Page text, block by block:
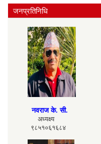
जनप्रतिनिधि
नवराज के. सी.
अध्यक्ष्य
९८५१०६१६८४